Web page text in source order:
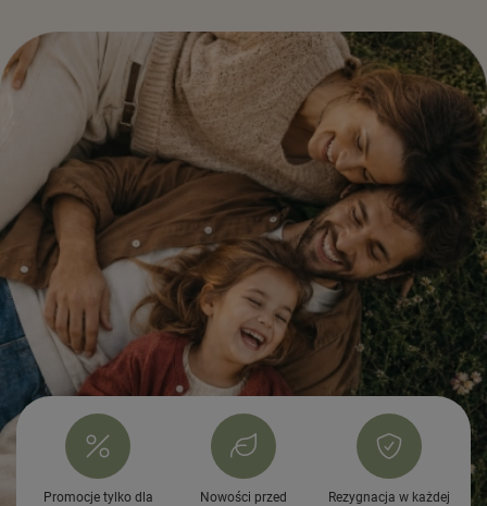
Promocje tylko dla
Nowości przed
Rezygnacja w każdej